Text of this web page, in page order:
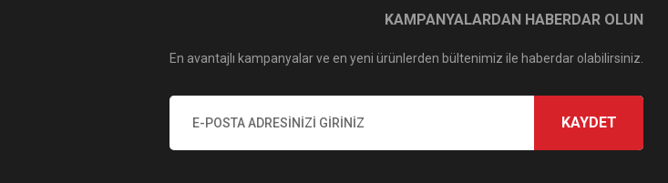
KAMPANYALARDAN HABERDAR OLUN
En avantajlı kampanyalar ve en yeni ürünlerden bültenimiz ile haberdar olabilirsiniz.
KAYDET